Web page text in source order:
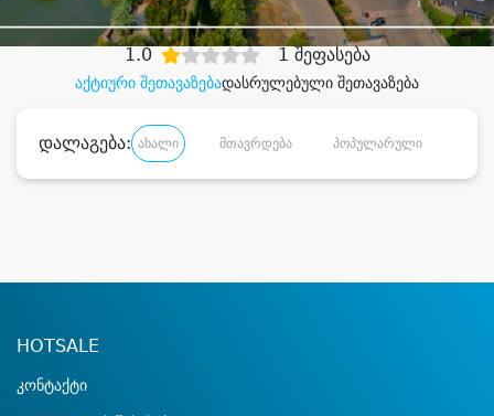
აქტიური შეთავაზებადასრულებული შეთავაზება
1.0 1 შეფასება
დალაგება: ახალი მთავრდება პოპულარული
HOTSALE
კონტაქტი